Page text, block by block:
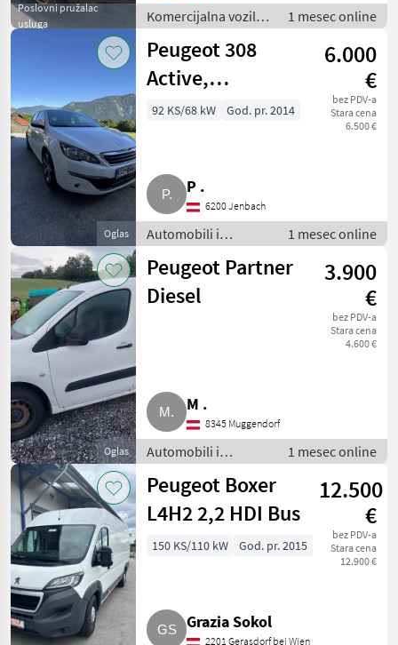
Poslovni pružalac
usluga
Komercijalna vozila /
Teretna vozila
(kamioni)
1 mesec online
Oglas
Peugeot 308
Active,
Panorama,
6.000
€
bez PDV-a
Stara cena
6.500 €
92 KS/68 kW God. pr. 2014
P .
6200 Jenbach
Automobili i
motocikli / Limuzine
1 mesec online
Oglas
Peugeot Partner
Diesel
3.900
€
bez PDV-a
Stara cena
4.600 €
M .
8345 Muggendorf
Automobili i
motocikli / Kombiji
1 mesec online
Peugeot Boxer
L4H2 2,2 HDI Bus
12.500
€
bez PDV-a
Stara cena
12.900 €
150 KS/110 kW God. pr. 2015
Grazia Sokol
2201 Gerasdorf bei Wien